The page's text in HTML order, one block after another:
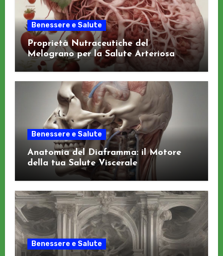
Benessere e Salute
Proprietà Nutraceutiche del
Melograno per la Salute Arteriosa
Benessere e Salute
Anatomia del Diaframma: il Motore
della tua Salute Viscerale
Benessere e Salute